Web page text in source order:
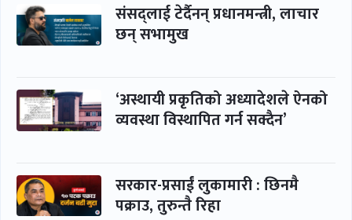
संसद्लाई टेर्दैनन् प्रधानमन्त्री, लाचार
छन् सभामुख
‘अस्थायी प्रकृतिको अध्यादेशले ऐनको
व्यवस्था विस्थापित गर्न सक्दैन’
सरकार-प्रसाईं लुकामारी : छिनमै
पक्राउ, तुरुन्तै रिहा